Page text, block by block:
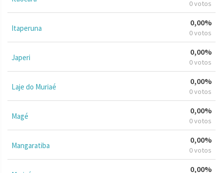
0 votos
Itaperuna
0,00%
0 votos
Japeri
0,00%
0 votos
Laje do Muriaé
0,00%
0 votos
Magé
0,00%
0 votos
Mangaratiba
0,00%
0 votos
0,00%